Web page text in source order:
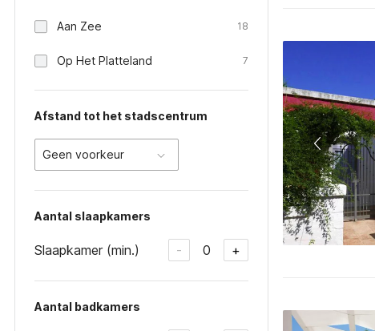
Aan Zee 18
Op Het Platteland 7
Afstand tot het stadscentrum
Geen voorkeur
Aantal slaapkamers
Slaapkamer (min.) - 0 +
Aantal badkamers